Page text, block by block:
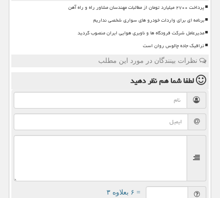
پرداخت ۲۷۰۰ میلیارد تومان از مطالبات مهندسان مشاور راه و راه آهن
برنامه ای برای واردات خودرو های سواری شخصی نداریم
مدیرعامل شرکت فرودگاه ها و ناوبری هوایی ایران منصوب گردید
ترافیک جاده چالوس روان است
نظرات بینندگان در مورد این مطلب
لطفا شما همنظر دهید
= ۶ بعلاوه ۳